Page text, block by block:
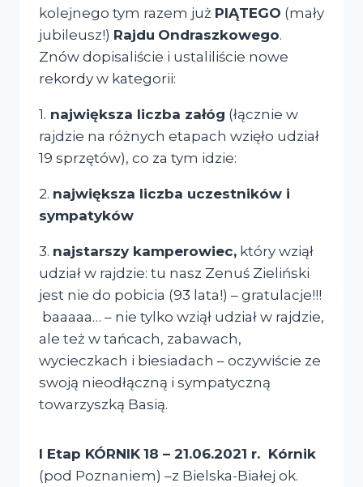
kolejnego tym razem już PIĄTEGO (mały
jubileusz!) Rajdu Ondraszkowego.
Znów dopisaliście i ustaliliście nowe
rekordy w kategorii:
1. największa liczba załóg (łącznie w
rajdzie na różnych etapach wzięło udział
19 sprzętów), co za tym idzie:
2. największa liczba uczestników i
sympatyków
3. najstarszy kamperowiec, który wziął
udział w rajdzie: tu nasz Zenuś Zieliński
jest nie do pobicia (93 lata!) – gratulacje!!!
baaaaa… – nie tylko wziął udział w rajdzie,
ale też w tańcach, zabawach,
wycieczkach i biesiadach – oczywiście ze
swoją nieodłączną i sympatyczną
towarzyszką Basią.
I Etap KÓRNIK 18 – 21.06.2021 r. Kórnik
(pod Poznaniem) –z Bielska-Białej ok.